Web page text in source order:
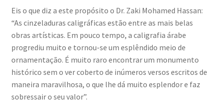
Eis o que diz a este propósito o Dr. Zaki Mohamed Hassan:
“As cinzeladuras caligráficas estão entre as mais belas
obras artísticas. Em pouco tempo, a caligrafia árabe
progrediu muito e tornou-se um esplêndido meio de
ornamentação. É muito raro encontrar um monumento
histórico sem o ver coberto de inúmeros versos escritos de
maneira maravilhosa, o que lhe dá muito esplendor e faz
sobressair o seu valor”.